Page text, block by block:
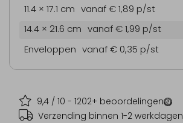
9,4 / 10 - 1202+ beoordelingen
Verzending binnen 1-2 werkdagen
11.4 × 17.1 cm vanaf € 1,89 p/st
14.4 × 21.6 cm vanaf € 1,99 p/st
Enveloppen vanaf € 0,35 p/st